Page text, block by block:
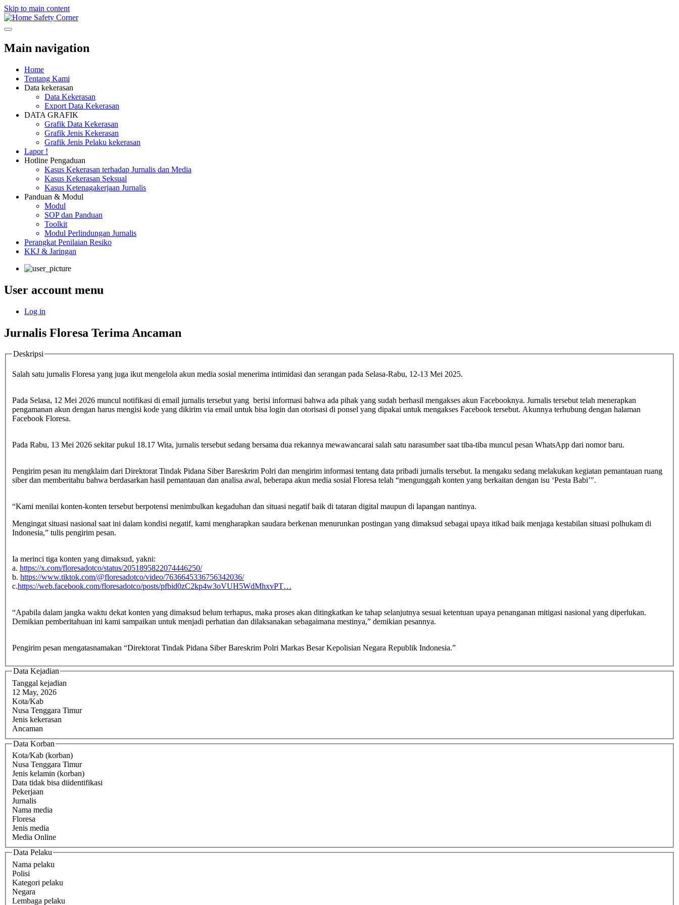
Skip to main content
Safety Corner
Main navigation
Home
Tentang Kami
Data kekerasan
Data Kekerasan
Export Data Kekerasan
DATA GRAFIK
Grafik Data Kekerasan
Grafik Jenis Kekerasan
Grafik Jenis Pelaku kekerasan
Lapor !
Hotline Pengaduan
Kasus Kekerasan terhadap Jurnalis dan Media
Kasus Kekerasan Seksual
Kasus Ketenagakerjaan Jurnalis
Panduan & Modul
Modul
SOP dan Panduan
Toolkit
Modul Perlindungan Jurnalis
Perangkat Penilaian Resiko
KKJ & Jaringan
User account menu
Log in
Jurnalis Floresa Terima Ancaman
Deskripsi
Salah satu jurnalis Floresa yang juga ikut mengelola akun media sosial menerima intimidasi dan serangan pada Selasa-Rabu, 12-13 Mei 2025.
Pada Selasa, 12 Mei 2026 muncul notifikasi di email jurnalis tersebut yang berisi informasi bahwa ada pihak yang sudah berhasil mengakses akun Facebooknya. Jurnalis tersebut telah menerapkan
pengamanan akun dengan harus mengisi kode yang dikirim via email untuk bisa login dan otorisasi di ponsel yang dipakai untuk mengakses Facebook tersebut. Akunnya terhubung dengan halaman
Facebook Floresa.
Pada Rabu, 13 Mei 2026 sekitar pukul 18.17 Wita, jurnalis tersebut sedang bersama dua rekannya mewawancarai salah satu narasumber saat tiba-tiba muncul pesan WhatsApp dari nomor baru.
Pengirim pesan itu mengklaim dari Direktorat Tindak Pidana Siber Bareskrim Polri dan mengirim informasi tentang data pribadi jurnalis tersebut. Ia mengaku sedang melakukan kegiatan pemantauan ruang
siber dan memberitahu bahwa berdasarkan hasil pemantauan dan analisa awal, beberapa akun media sosial Floresa telah “mengunggah konten yang berkaitan dengan isu ‘Pesta Babi’".
“Kami menilai konten-konten tersebut berpotensi menimbulkan kegaduhan dan situasi negatif baik di tataran digital maupun di lapangan nantinya.
Mengingat situasi nasional saat ini dalam kondisi negatif, kami mengharapkan saudara berkenan menurunkan postingan yang dimaksud sebagai upaya itikad baik menjaga kestabilan situasi polhukam di
Indonesia,” tulis pengirim pesan.
Ia merinci tiga konten yang dimaksud, yakni:
a. https://x.com/floresadotco/status/2051895822074446250/
b. https://www.tiktok.com/@floresadotco/video/7636645336756342036/
c.https://web.facebook.com/floresadotco/posts/pfbid0zC2kp4w3oVUH5WdMhxvPT…
“Apabila dalam jangka waktu dekat konten yang dimaksud belum terhapus, maka proses akan ditingkatkan ke tahap selanjutnya sesuai ketentuan upaya penanganan mitigasi nasional yang diperlukan.
Demikian pemberitahuan ini kami sampaikan untuk menjadi perhatian dan dilaksanakan sebagaimana mestinya,” demikian pesannya.
Pengirim pesan mengatasnamakan “Direktorat Tindak Pidana Siber Bareskrim Polri Markas Besar Kepolisian Negara Republik Indonesia.”
Data Kejadian
Tanggal kejadian
12 May, 2026
Kota/Kab
Nusa Tenggara Timur
Jenis kekerasan
Ancaman
Data Korban
Kota/Kab (korban)
Nusa Tenggara Timur
Jenis kelamin (korban)
Data tidak bisa diidentifikasi
Pekerjaan
Jurnalis
Nama media
Floresa
Jenis media
Media Online
Data Pelaku
Nama pelaku
Polisi
Kategori pelaku
Negara
Lembaga pelaku